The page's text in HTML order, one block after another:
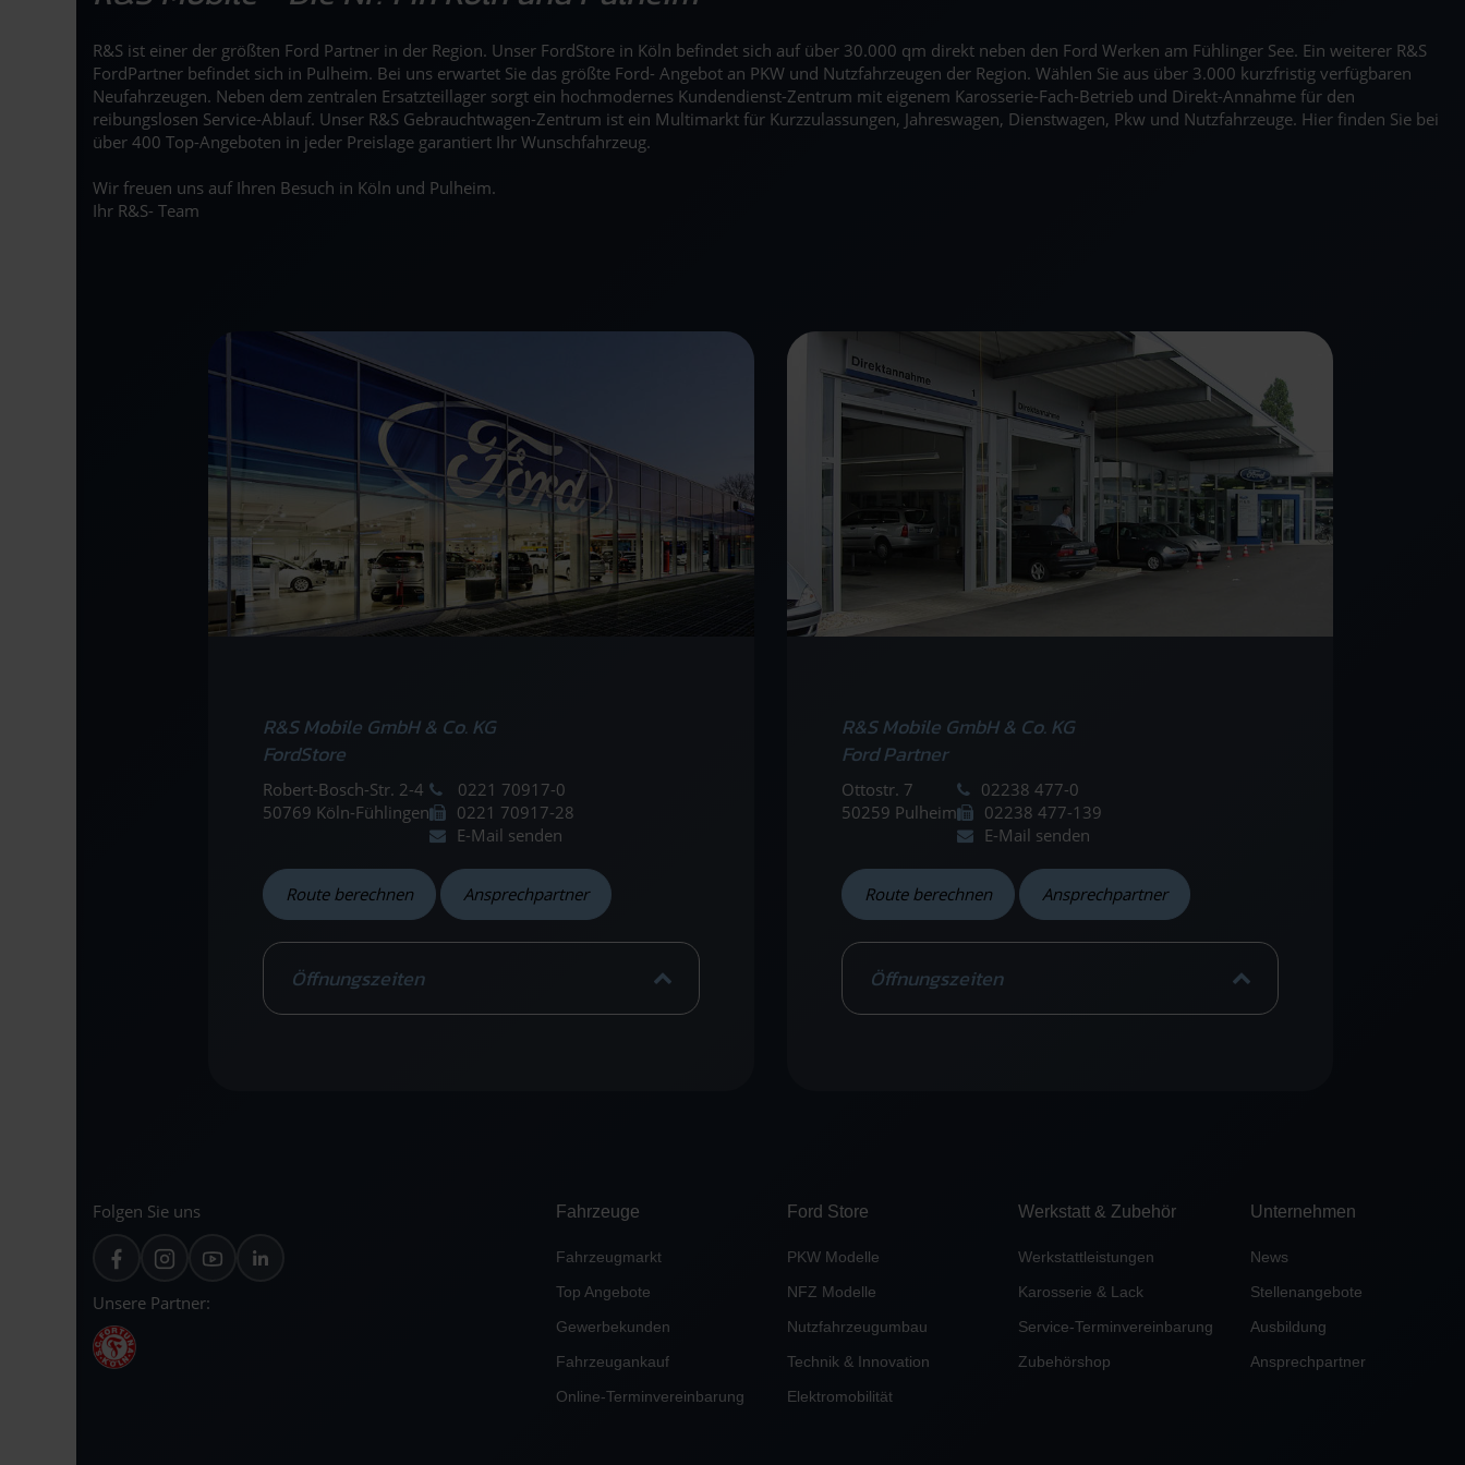
R&S ist einer der größten Ford Partner in der Region. Unser FordStore in Köln befindet sich auf über 30.000 qm direkt neben den Ford Werken am Fühlinger See. Ein weiterer R&S
FordPartner befindet sich in Pulheim. Bei uns erwartet Sie das größte Ford- Angebot an PKW und Nutzfahrzeugen der Region. Wählen Sie aus über 3.000 kurzfristig verfügbaren
Neufahrzeugen. Neben dem zentralen Ersatzteillager sorgt ein hochmodernes Kundendienst-Zentrum mit eigenem Karosserie-Fach-Betrieb und Direkt-Annahme für den
reibungslosen Service-Ablauf. Unser R&S Gebrauchtwagen-Zentrum ist ein Multimarkt für Kurzzulassungen, Jahreswagen, Dienstwagen, Pkw und Nutzfahrzeuge. Hier finden Sie bei
über 400 Top-Angeboten in jeder Preislage garantiert Ihr Wunschfahrzeug.
Wir freuen uns auf Ihren Besuch in Köln und Pulheim.
Ihr R&S- Team
R&S Mobile GmbH & Co. KG
FordStore
Robert-Bosch-Str. 2-4
50769 Köln-Fühlingen
0221 70917-0
0221 70917-28
E-Mail senden
Route berechnen Ansprechpartner
Öffnungszeiten
R&S Mobile GmbH & Co. KG
Ford Partner
Ottostr. 7
50259 Pulheim
02238 477-0
02238 477-139
E-Mail senden
Route berechnen Ansprechpartner
Öffnungszeiten
Folgen Sie uns
Unsere Partner:
Fahrzeuge
Fahrzeugmarkt
Top Angebote
Gewerbekunden
Fahrzeugankauf
Online-Terminvereinbarung
Ford Store
PKW Modelle
NFZ Modelle
Nutzfahrzeugumbau
Technik & Innovation
Elektromobilität
Werkstatt & Zubehör
Werkstattleistungen
Karosserie & Lack
Service-Terminvereinbarung
Zubehörshop
Unternehmen
News
Stellenangebote
Ausbildung
Ansprechpartner